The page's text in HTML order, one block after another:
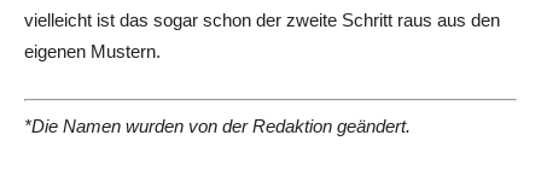
vielleicht ist das sogar schon der zweite Schritt raus aus den
eigenen Mustern.
*Die Namen wurden von der Redaktion geändert.